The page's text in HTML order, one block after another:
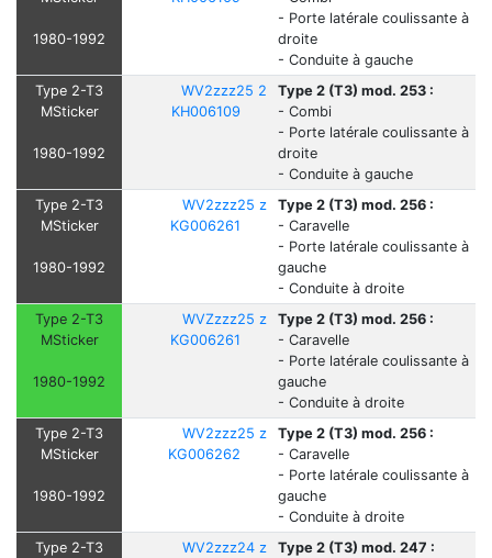
1980-1992
- Porte latérale coulissante à
droite
- Conduite à gauche
Type 2-T3
MSticker
1980-1992
WV2zzz25 2
KH006109
Type 2 (T3) mod. 253 :
- Combi
- Porte latérale coulissante à
droite
- Conduite à gauche
Type 2-T3
MSticker
1980-1992
WV2zzz25 z
KG006261
Type 2 (T3) mod. 256 :
- Caravelle
- Porte latérale coulissante à
gauche
- Conduite à droite
Type 2-T3
MSticker
1980-1992
WVZzzz25 z
KG006261
Type 2 (T3) mod. 256 :
- Caravelle
- Porte latérale coulissante à
gauche
- Conduite à droite
Type 2-T3
MSticker
1980-1992
WV2zzz25 z
KG006262
Type 2 (T3) mod. 256 :
- Caravelle
- Porte latérale coulissante à
gauche
- Conduite à droite
Type 2-T3
WV2zzz24 z
Type 2 (T3) mod. 247 :